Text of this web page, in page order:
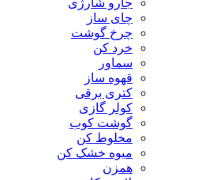
چای ساز
چرخ گوشت
خرد کن
سماور
قهوه ساز
کتری برقی
کولر گازی
گوشت کوب
مخلوط کن
میوه خشک کن
همزن